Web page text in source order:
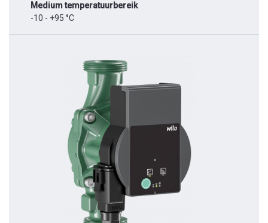
Medium temperatuurbereik
-10 - +95 °C